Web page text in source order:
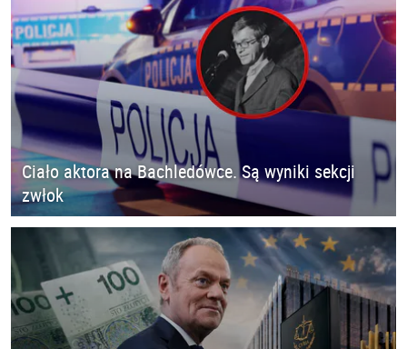
Ciało aktora na Bachledówce. Są wyniki sekcji
zwłok